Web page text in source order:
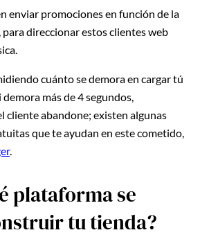
enviar promociones en función de la
para direccionar estos clientes web
cuánto se demora en cargar tú
más de 4 segundos,
cliente abandone; existen algunas
que te ayudan en este cometido,
.
plataforma se
tu tienda?